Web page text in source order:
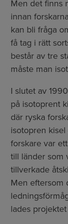
Men det finns
innan
kan bli fråga
få tag i rätt
består av tre
måste man
I slutet av
på isotoprent
där ryska
isotopren
forskare var
till länder som
tillverkade
Men eftersom
lades